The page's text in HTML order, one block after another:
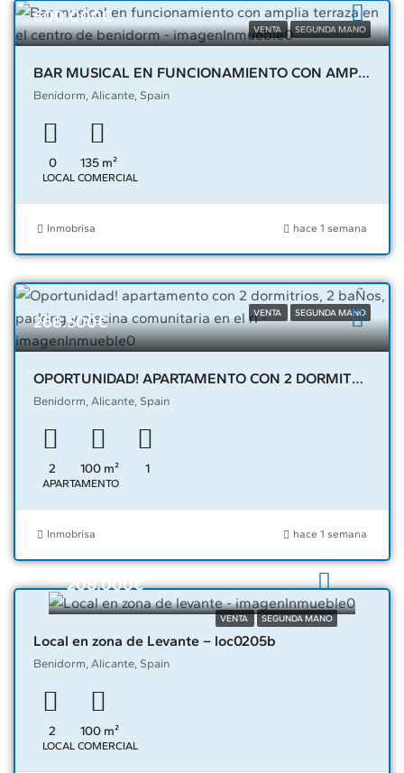
VENTA SEGUNDA MANO
600.000€
BAR MUSICAL EN FUNCIONAMIENTO CON AMPLIA TERRAZA EN EL CENTRO DE BENIDORM – 02559
Benidorm, Alicante, Spain
0 135 m²
LOCAL COMERCIAL
Inmobrisa hace 1 semana
VENTA SEGUNDA MANO
268.500€
OPORTUNIDAD! APARTAMENTO CON 2 DORMITRIOS, 2 BAÑOS, PARKING Y PISCINA COMUNITARIA EN EL RI – 01040
Benidorm, Alicante, Spain
2 100 m² 1
APARTAMENTO
Inmobrisa hace 1 semana
VENTA SEGUNDA MANO
208.000€
Local en zona de Levante – loc0205b
Benidorm, Alicante, Spain
2 100 m²
LOCAL COMERCIAL